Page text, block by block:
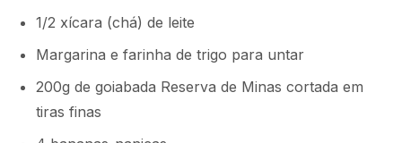
1/2 xícara (chá) de leite
Margarina e farinha de trigo para untar
200g de goiabada Reserva de Minas cortada em
tiras finas